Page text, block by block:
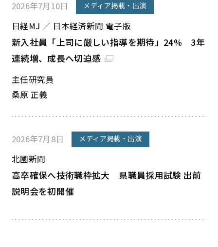
2026年7月10日 メディア掲載・出演
日経MJ ／ 日本経済新聞 電子版
新入社員「上司に厳しい指導を期待」24% 3年
連続増、成長へ切迫感
主任研究員
桑原 正義
2026年7月8日 メディア掲載・出演
北國新聞
高卒確保へ技術職枠拡大 県職員採用試験 出前
説明会を初開催